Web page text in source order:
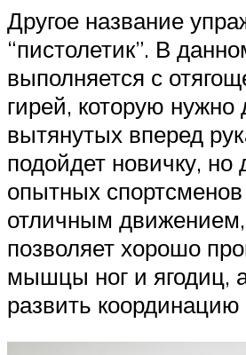
Другое название
“пистолетик”. В
выполняется с
гирей, которую нужно
вытянутых вперед
подойдет новичку, но
опытных спортсменов
отличным движением,
позволяет хорошо
мышцы ног и ягодиц,
развить координацию